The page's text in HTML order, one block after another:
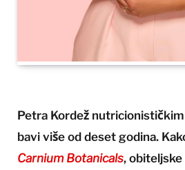
Petra Kordež
bavi više od deset godina.
Carnium Botanicals,